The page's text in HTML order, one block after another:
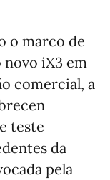
o marco de
iX3 em
comercial, a
teste
da
pela